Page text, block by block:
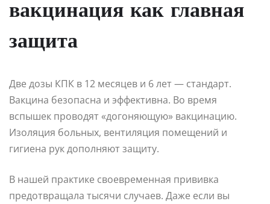
вакцинация как главная
защита
Две дозы КПК в 12 месяцев и 6 лет — стандарт.
Вакцина безопасна и эффективна. Во время
вспышек проводят «догоняющую» вакцинацию.
Изоляция больных, вентиляция помещений и
гигиена рук дополняют защиту.
В нашей практике своевременная прививка
предотвращала тысячи случаев. Даже если вы